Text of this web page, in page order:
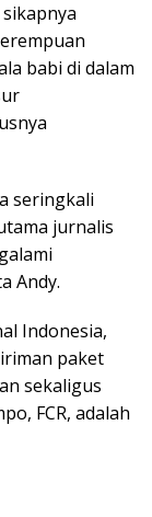
babi di dalam
seringkali
jurnalis
Andy.
Indonesia,
paket
sekaligus
FCR, adalah